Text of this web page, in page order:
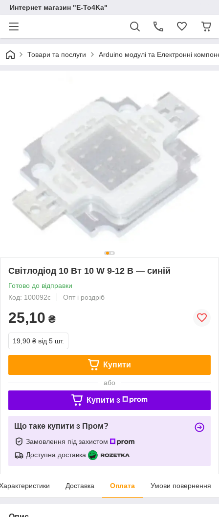
Интернет магазин "E-To4Ka"
Товари та послуги Arduino модулі та Електронні
Світлодіод 10 Вт 10 W 9-12 В — синій
Готово до відправки
Код: 100092с
Опт і роздріб
25,10 ₴
19,90 ₴ від 5 шт.
Купити
або
Купити з
Що таке купити з Пром?
Замовлення під захистом
Доступна доставка
Доставка Оплата Умови повернення